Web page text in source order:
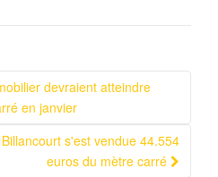
devraient atteindre
en janvier
s'est vendue 44.554
euros du mètre carré